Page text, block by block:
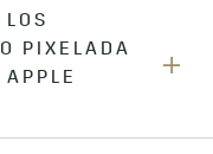
Tu iPhone
14 o una versión
de una hora,
CarPlay. A
esté enchufado
las
PIXELADA